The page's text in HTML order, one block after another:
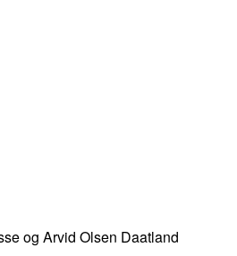
og Arvid Olsen Daatland